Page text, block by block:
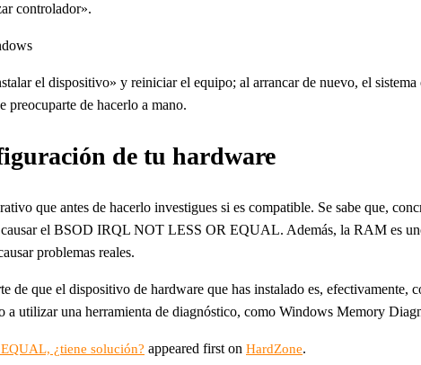
controlador».
el dispositivo» y reiniciar el equipo; al arrancar de nuevo, el
preocuparte de hacerlo a mano.
de tu hardware
que antes de hacerlo investigues si es compatible. Se sabe que,
el BSOD IRQL NOT LESS OR EQUAL. Además, la RAM es
problemas reales.
de que el dispositivo de hardware que has instalado es,
a utilizar una herramienta de diagnóstico, como Windows Memory
¿tiene solución? appeared first on HardZone.